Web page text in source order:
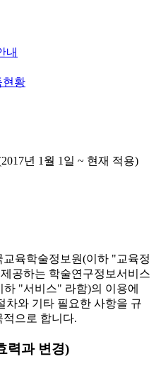
내
현황
년 1월 1일 ~ 현재 적용)
교육학술정보원(이하 "교육정
공하는 학술연구정보서비스
하 "서비스" 라함)의 이용에
차와 기타 필요한 사항을 규
적으로 합니다.
력과 변경)